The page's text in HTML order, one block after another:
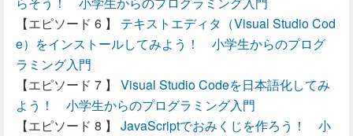
テキストエディタ（Visual Studio Cod
e）をインストールしてみよう！ 小学生からのプログ
ラミング入門
Visual Studio Codeを日本語化してみ
よう！ 小学生からのプログラミング入門
JavaScriptでおみくじを作ろう！ 小